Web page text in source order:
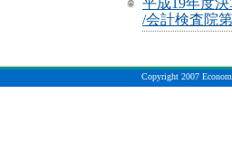
平成19年度
/会計検査院
Copyright 2007